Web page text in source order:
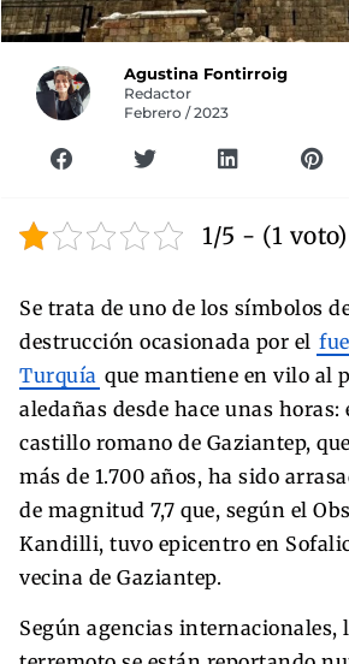
Agustina Fontirroig
Redactor
Febrero / 2023
1/5 - (1 voto)
Se trata de uno de los símbolos
destrucción ocasionada por el
Turquía que mantiene en vilo al
aledañas desde hace unas
castillo romano de Gaziantep,
más de 1.700 años, ha sido
de magnitud 7,7 que, según el
Kandilli, tuvo epicentro en
vecina de Gaziantep.
Según agencias internacionales,